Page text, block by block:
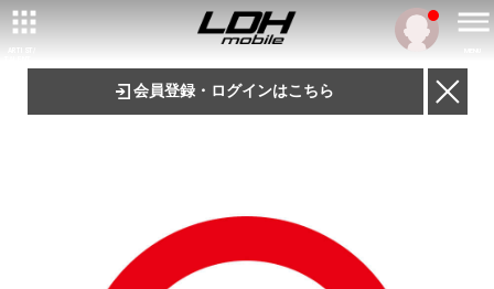
会員登録・ログインはこちら